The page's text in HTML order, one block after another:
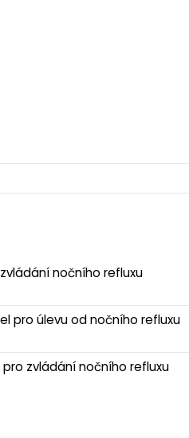
nočního refluxu
pro úlevu od nočního refluxu
zvládání nočního refluxu